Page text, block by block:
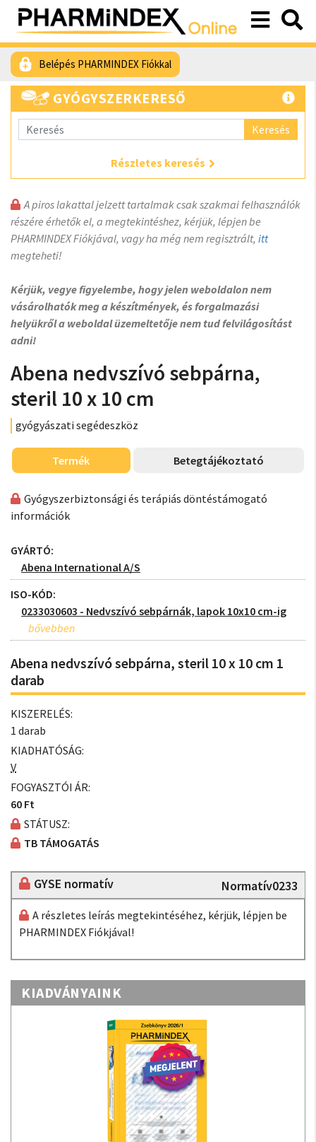
Belépés PHARMINDEX Fiókkal
GYÓGYSZERKERESŐ
Keresés
Részletes keresés
A piros lakattal jelzett tartalmak csak szakmai felhasználók
részére érhetők el, a megtekintéshez, kérjük, lépjen be
PHARMINDEX Fiókjával, vagy ha még nem regisztrált, itt
megteheti!
Kérjük, vegye figyelembe, hogy jelen weboldalon nem
vásárolhatók meg a készítmények, és forgalmazási
helyükről a weboldal üzemeltetője nem tud felvilágosítást
adni!
Abena nedvszívó sebpárna,
steril 10 x 10 cm
gyógyászati segédeszköz
Termék Betegtájékoztató
Gyógyszerbiztonsági és terápiás döntéstámogató
információk
GYÁRTÓ:
Abena International A/S
ISO-KÓD:
0233030603 - Nedvszívó sebpárnák, lapok 10x10 cm-ig
Abena nedvszívó sebpárna, steril 10 x 10 cm 1
darab
KISZERELÉS:
1 darab
KIADHATÓSÁG:
V
FOGYASZTÓI ÁR:
60 Ft
STÁTUSZ:
TB TÁMOGATÁS
GYSE normatív Normatív0233
A részletes leírás megtekintéséhez, kérjük, lépjen be
PHARMINDEX Fiókjával!
KIADVÁNYAINK